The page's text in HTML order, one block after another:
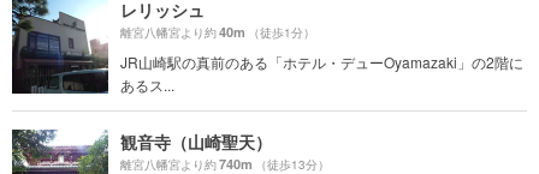
レリッシュ
離宮八幡宮より約40m （徒歩1分）
JR山崎駅の真前のある「ホテル・デューOyamazaki」の2階に
あるス...
観音寺（山崎聖天）
離宮八幡宮より約740m （徒歩13分）